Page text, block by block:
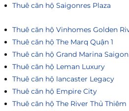
Thuê căn hộ Saigonres Plaza
Thuê căn hộ The Marq Quận 1
Thuê căn hộ Grand Marina Saigon
Thuê căn hộ Leman Luxury
Thuê căn hộ lancaster Legacy
Thuê căn hộ Empire City
Thuê căn hộ The River Thủ Thiêm